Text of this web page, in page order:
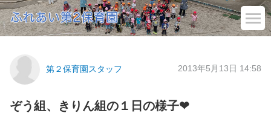
第２保育園スタッフ 2013年5月13日 14:58
ぞう組、きりん組の１日の様子❤